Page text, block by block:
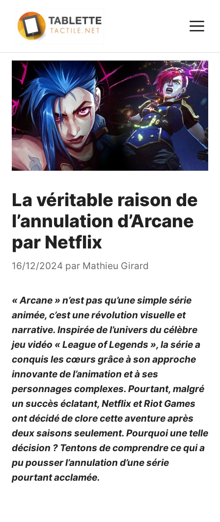
contenu
La véritable raison de
l’annulation d’Arcane
par Netflix
16/12/2024 par Mathieu Girard
« Arcane » n’est pas qu’une simple série
animée, c’est une révolution visuelle et
narrative. Inspirée de l’univers du célèbre
jeu vidéo « League of Legends », la série a
conquis les cœurs grâce à son approche
innovante de l’animation et à ses
personnages complexes. Pourtant, malgré
un succès éclatant, Netflix et Riot Games
ont décidé de clore cette aventure après
deux saisons seulement. Pourquoi une telle
décision ? Tentons de comprendre ce qui a
pu pousser l’annulation d’une série
pourtant acclamée.